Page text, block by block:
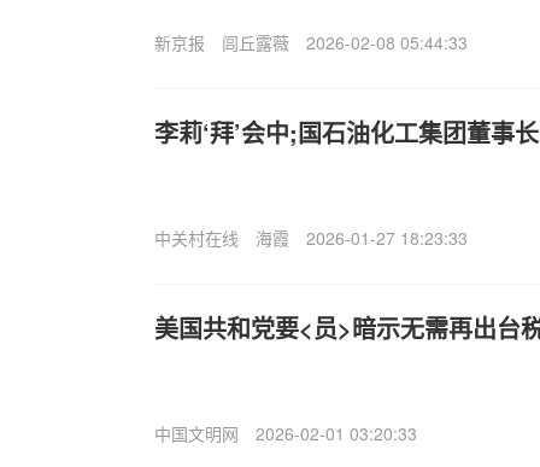
新京报 闾丘露薇 2026-02-08 05:44:33
李莉‘拜’会中;国石油化工集团董事
中关村在线 海霞 2026-01-27 18:23:33
美国共和党要<员>暗示无需再出台
中国文明网 2026-02-01 03:20:33